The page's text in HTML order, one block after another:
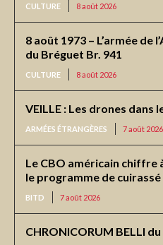
CULTURE 8 août 2026
8 août 1973 – L’armée de
du Bréguet Br. 941
CULTURE 8 août 2026
VEILLE : Les drones dans
ARMÉES ÉTRANGÈRES 7 août 2026
Le CBO américain chiffre
le programme de cuirassé
BITD 7 août 2026
CHRONICORUM BELLI